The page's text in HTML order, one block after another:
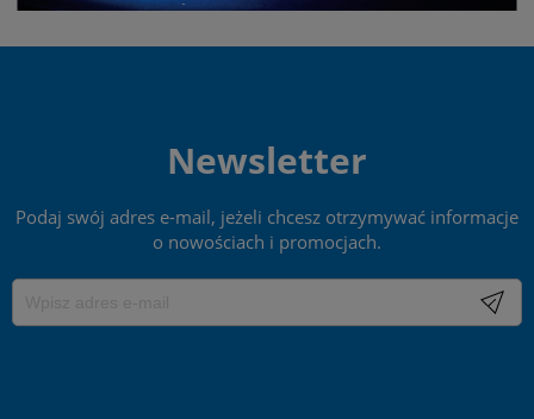
Newsletter
Podaj swój adres e-mail, jeżeli chcesz otrzymywać informacje
o nowościach i promocjach.